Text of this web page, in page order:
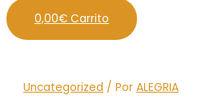
0,00€ Carrito
Uncategorized / PorALEGRIA